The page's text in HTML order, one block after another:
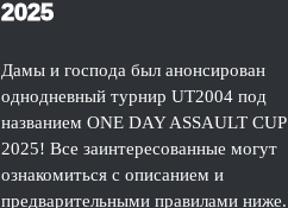
2025
Дамы и господа был анонсирован
однодневный турнир UT2004 под
названием ONE DAY ASSAULT CUP
2025! Все заинтересованные могут
ознакомиться с описанием и
предварительными правилами ниже.